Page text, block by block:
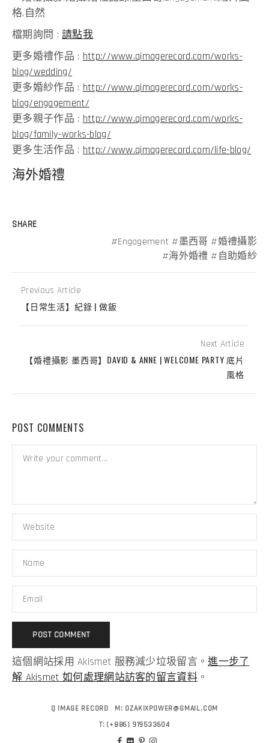
檔期詢問 :請點我
更多婚禮作品 : http://www.qimagerecord.com/works-
blog/wedding/
更多婚紗作品 : http://www.qimagerecord.com/works-
blog/engagement/
更多親子作品 : http://www.qimagerecord.com/works-
blog/family-works-blog/
更多生活作品 : http://www.qimagerecord.com/life-blog/
海外婚禮
SHARE
Engagement 墨西哥
婚禮攝影
海外婚禮
自助婚紗
Previous Article
【日常生活】紀錄 | 做飯
Next Article
【婚禮攝影 墨西哥】DAVID & ANNE | WELCOME PARTY 底片
風格
POST COMMENTS
這個網站採用 Akismet 服務減少垃圾留言。進一步了
解 Akismet 如何處理網站訪客的留言資料。
Q IMAGE RECORD M: OZAKIXPOWER@GMAIL.COM
T:(+886) 919533604